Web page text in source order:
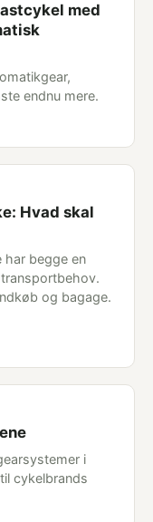
med
endnu mere.
Hvad skal
har begge en
og bagage.
i
cykelbrands